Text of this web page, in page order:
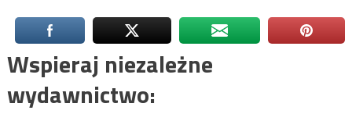
Wspieraj niezależne
wydawnictwo: